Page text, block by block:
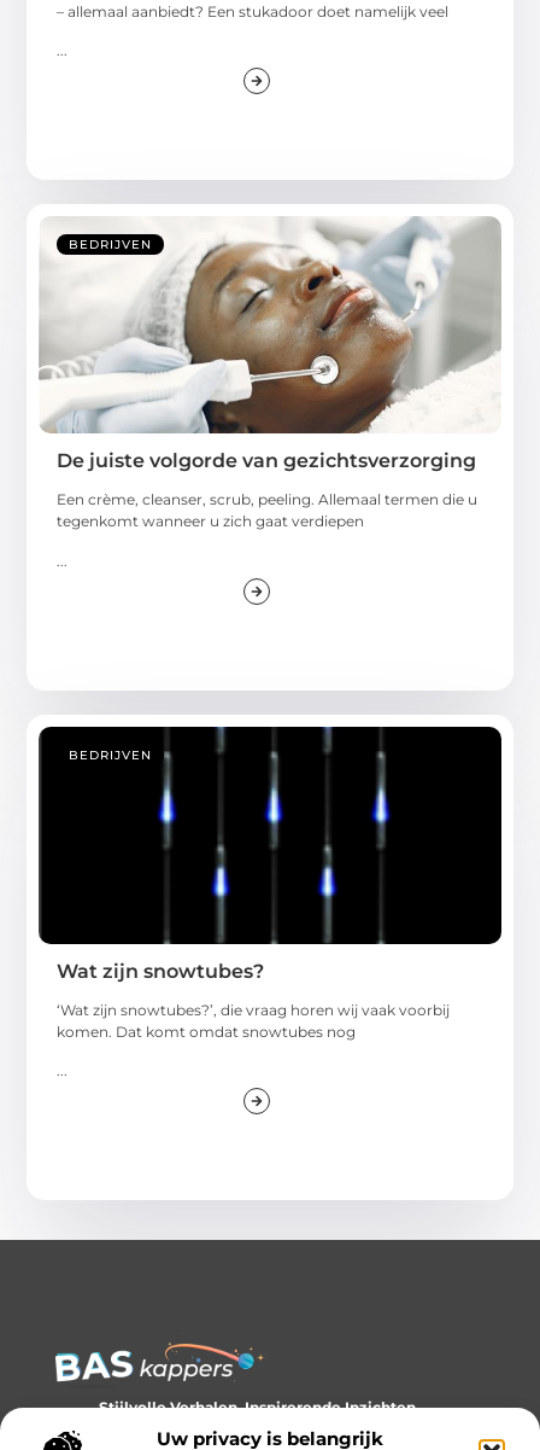
Uw privacy is belangrijk
– allemaal aanbiedt? Een stukadoor doet namelijk veel
...
BEDRIJVEN
De juiste volgorde van gezichtsverzorging
Een crème, cleanser, scrub, peeling. Allemaal termen die u
tegenkomt wanneer u zich gaat verdiepen
BEDRIJVEN
Wat zijn snowtubes?
‘Wat zijn snowtubes?’, die vraag horen wij vaak voorbij
komen. Dat komt omdat snowtubes nog
Stijlvolle Verhalen, Inspirerende Inzichten.
Ontdek trends, tips en verhalen die je kijk op stijl verrijken.